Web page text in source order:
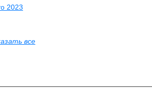
2023
все